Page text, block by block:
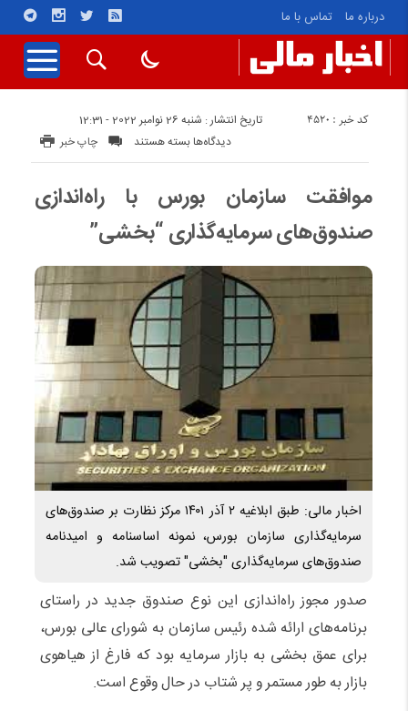
درباره ما تماس با ما
تاریخ انتشار : شنبه 26 نوامبر 2022 - 12:31 کد خبر : 4520
چاپ خبر دیدگاه‌ها برای
موافقت
بورس
با
راه‌اندازی
صندوق‌های
سرمایه‌گذاری
“بخشی”
بسته هستند
موافقت سازمان بورس با راه‌اندازی
صندوق‌های سرمایه‌گذاری “بخشی”
اخبار مالی: طبق ابلاغیه ۲ آذر ۱۴۰۱ مرکز نظارت بر صندوق‌های
سرمایه‌گذاری سازمان بورس، نمونه اساسنامه و امیدنامه
صندوق‌های سرمایه‌گذاری "بخشی" تصویب شد.
صدور مجوز راه‌اندازی این نوع صندوق جدید در راستای
برنامه‌های ارائه شده رئیس سازمان به شورای عالی بورس،
برای عمق بخشی به بازار سرمایه بود که فارغ از هیاهوی
بازار به طور مستمر و پر شتاب در حال وقوع است.